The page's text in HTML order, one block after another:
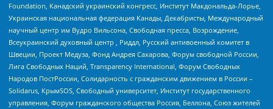
Foundation, Канадский украинский конгресс, Институт Макдональда-Лорье,
Украинская национальная федерация Канады, Декабристы, Международный
научный центр им Вудро Вильсона, Свободная пресса, Возрождение,
Всеукраинский духовный центр , Риддл, Русский антивоенный комитет в
Швеции, Проект Медуза, Фонд Андрея Сахарова, Форум свободной России,
Лига Свободных Наций, Transparеncy International, Форум Свободных
Народов ПостРоссии, Солидарность с гражданским движением в России –
Solidarus, КрымSOS, Свободный университет, Институт государственного
управления, Форум гражданского общества Россия, Беллона, Союз жителей